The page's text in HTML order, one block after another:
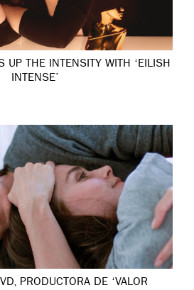
UP THE INTENSITY WITH ‘EILISH
INTENSE’
PRODUCTORA DE ‘VALOR